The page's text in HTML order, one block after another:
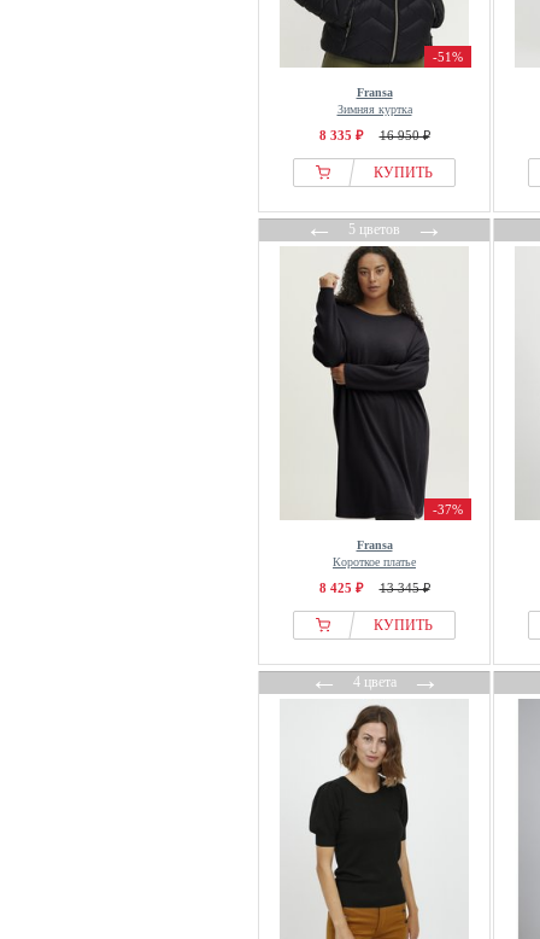
-51%
Fransa
Зимняя куртка
8 335 ₽ 16 950 ₽
КУПИТЬ
←5 цветов→
-37%
Fransa
Короткое платье
8 425 ₽ 13 345 ₽
КУПИТЬ
←4 цвета→